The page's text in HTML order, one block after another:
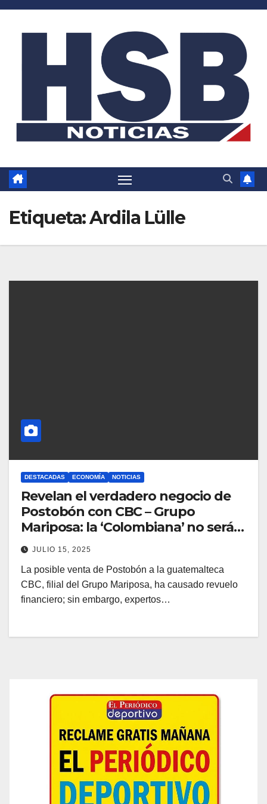
Saltar
Etiqueta:Ardila Lülle
DESTACADAS ECONOMÍA NOTICIAS
Revelan el verdadero negocio de
Postobón con CBC – Grupo
Mariposa: la ‘Colombiana’ no será
guatemalteca
JULIO 15, 2025
La posible venta de Postobón a la guatemalteca
CBC, filial del Grupo Mariposa, ha causado revuelo
financiero; sin embargo, expertos…